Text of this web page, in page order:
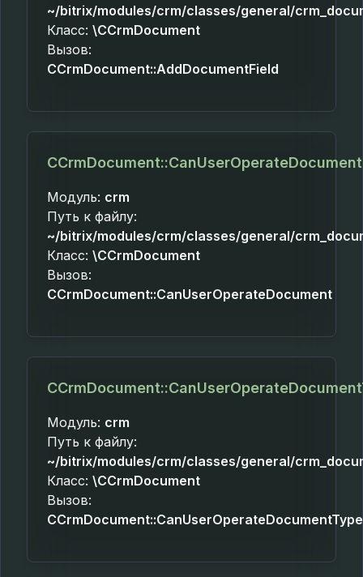
~/bitrix/modules/crm/classes/general/
Класс: \CCrmDocument
Вызов:
CCrmDocument::AddDocumentField
CCrmDocument::CanUserOperateDocument
Модуль: crm
Путь к файлу:
~/bitrix/modules/crm/classes/general/
Класс: \CCrmDocument
Вызов:
CCrmDocument::CanUserOperateDocument
Модуль: crm
Путь к файлу:
~/bitrix/modules/crm/classes/general/
Класс: \CCrmDocument
Вызов:
CCrmDocument::CanUserOperateDocumentType